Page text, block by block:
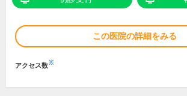
この医院の詳細をみる
アクセス数※